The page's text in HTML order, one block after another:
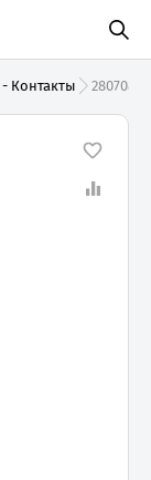
Контакты 280708-2